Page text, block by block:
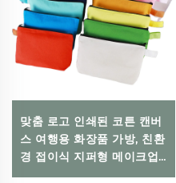
맞춤 로고 인쇄된 코튼 캔버
스 여행용 화장품 가방, 친환
경 접이식 지퍼형 메이크업
파우치, 보관 및 선물용 포함